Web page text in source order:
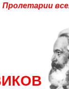
Пролетарии